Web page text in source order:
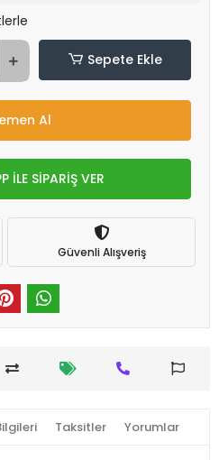
Sepete Ekle
Al
İLE SİPARİŞ VER
Güvenli Alışveriş
Taksitler Yorumlar